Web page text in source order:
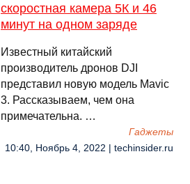
скоростная камера 5К и 46
минут на одном заряде
Известный китайский
производитель дронов DJI
представил новую модель Mavic
3. Рассказываем, чем она
примечательна. …
Гаджеты
10:40, Ноябрь 4, 2022 | techinsider.ru